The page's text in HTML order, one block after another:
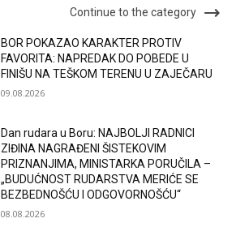
Continue to the category
BOR POKAZAO KARAKTER PROTIV
FAVORITA: NAPREDAK DO POBEDE U
FINIŠU NA TEŠKOM TERENU U ZAJEČARU
09.08.2026
Dan rudara u Boru: NAJBOLJI RADNICI
ZIĐINA NAGRAĐENI ŠISTEKOVIM
PRIZNANJIMA, MINISTARKA PORUČILA –
„BUDUĆNOST RUDARSTVA MERIĆE SE
BEZBEDNOŠĆU I ODGOVORNOŠĆU“
08.08.2026